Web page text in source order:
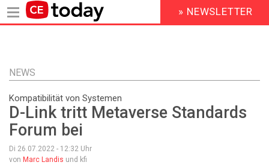
Inhalt
HEADER
MENU
» NEWSLETTER
NEWS
Kompatibilität von Systemen
D-Link tritt Metaverse Standards
Forum bei
Di 26.07.2022 - 12:32 Uhr
von Marc Landis und kfi